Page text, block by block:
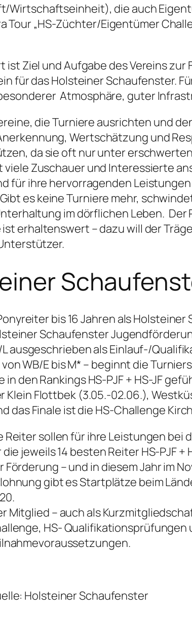
Wirtschaftseinheit), die auch
„HS-Züchter/Eigentümer
ist Ziel und Aufgabe des Vereins
für das Holsteiner Schaufenster.
Atmosphäre, guter
die Turniere ausrichten und
Wertschätzung und
da sie oft nur unter
Zuschauer und Interessierte
für ihre hervorragenden
es keine Turniere mehr,
im dörflichen Leben.
erhaltenswert – dazu will der
bis 16 Jahren als
Schaufenster
ausgeschrieben als Einlauf-/
von WB/E bis M* – beginnt die
den Rankings HS-PJF + HS-JF
Flottbek (3.05.-02.06.),
Finale ist die HS-Challenge
Reiter sollen für ihre Leistungen bei
jeweils 14 besten Reiter HS-PJF
Förderung – und in diesem Jahr im
gibt es Startplätze beim
Mitglied – auch als
HS-
Holsteiner Schaufenster